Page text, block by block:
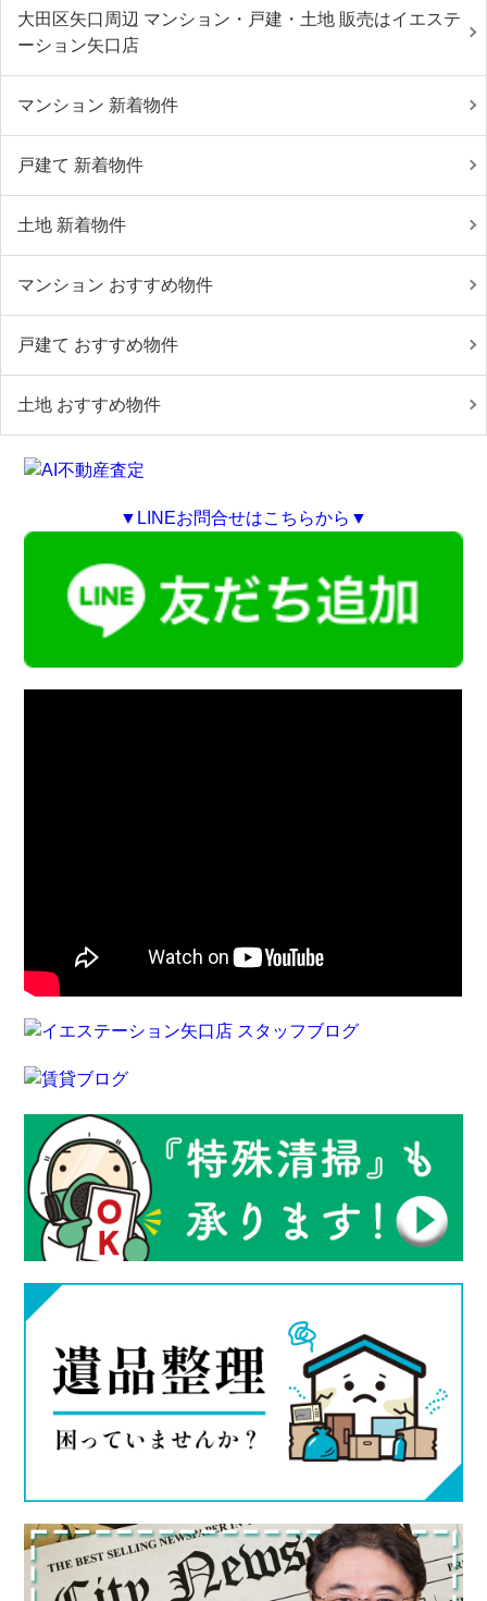
大田区矢口周辺 マンション・戸建・土地 販売はイエステ
ーション矢口店
マンション 新着物件
戸建て 新着物件
土地 新着物件
マンション おすすめ物件
戸建て おすすめ物件
土地 おすすめ物件
▼LINEお問合せはこちらから▼